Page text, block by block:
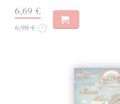
6,69 €
6,90 € ?